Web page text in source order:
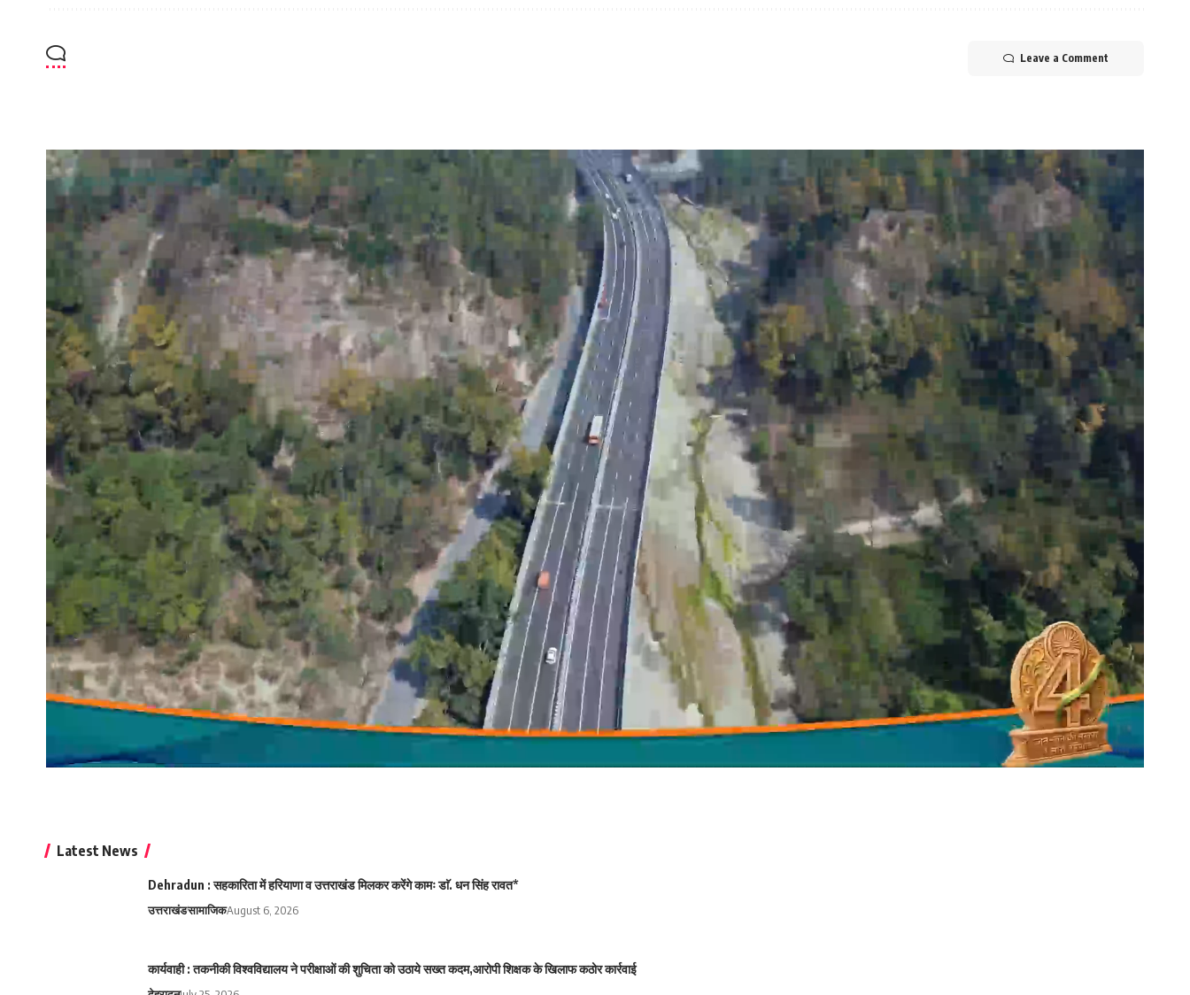
Leave a Comment
Latest News
Dehradun : सहकारिता में हरियाणा व उत्तराखंड मिलकर करेंगे कामः डाॅ. धन सिंह रावत*
उत्तराखंडसामाजिकAugust 6, 2026
कार्यवाही : तकनीकी विश्वविद्यालय ने परीक्षाओं की शुचिता को उठाये सख्त कदम,आरोपी शिक्षक के खिलाफ कठोर कार्रवाई